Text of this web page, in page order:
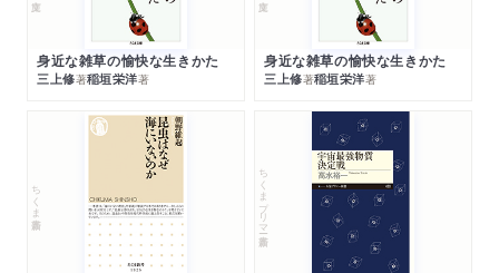
身近な雑草の愉快な生きかた
三上修著稲垣栄洋著
身近な雑草の愉快な生きかた
三上修著稲垣栄洋著
ちくま新書 ちくまプリマー新書